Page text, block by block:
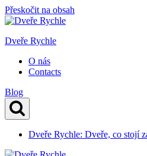
Přeskočit na obsah
Dveře Rychle
O nás
Contacts
Blog
Dveře Rychle: Dveře, co stojí